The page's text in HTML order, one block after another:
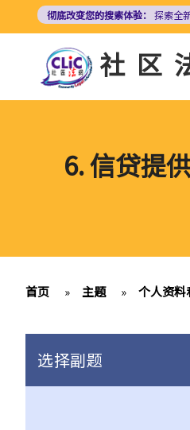
内
彻底改变您的搜索体验： 探索全
社区
6. 信贷提
首页 » 主题 » 个人资料
选择副题